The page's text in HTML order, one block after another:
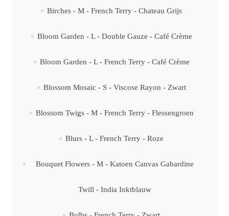
Birches - M - French Terry - Chateau Grijs
Bloom Garden - L - Double Gauze - Café Crème
Bloom Garden - L - French Terry - Café Crème
Blossom Mosaic - S - Viscose Rayon - Zwart
Blossom Twigs - M - French Terry - Flessengroen
Blurs - L - French Terry - Roze
Bouquet Flowers - M - Katoen Canvas Gabardine
Twill - India Inktblauw